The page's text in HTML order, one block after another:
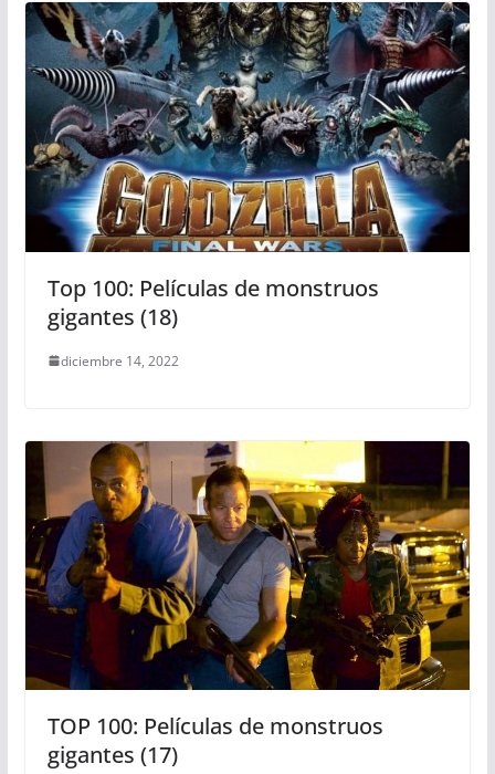
Top 100: Películas de monstruos
gigantes (18)
diciembre 14, 2022
TOP 100: Películas de monstruos
gigantes (17)